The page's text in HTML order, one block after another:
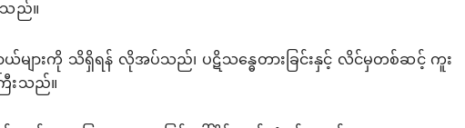
သည်။
ျားကို သိရှိရန် လိုအပ်သည်၊ ပဋိသန္ဓေတားခြင်းနှင့် လိင်မှတစ်ဆင့် ကူး
ြီးသည်။